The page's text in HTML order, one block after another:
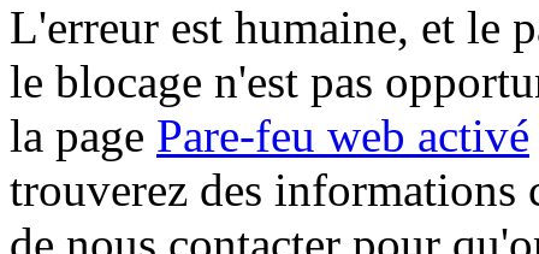
L'erreur est humaine, et le
le blocage n'est pas
la page Pare-feu web activé
trouverez des informations